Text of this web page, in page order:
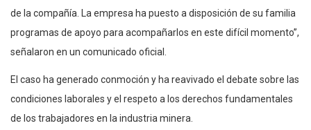
de la compañía. La empresa ha puesto a disposición de su familia
programas de apoyo para acompañarlos en este difícil momento”,
señalaron en un comunicado oficial.
El caso ha generado conmoción y ha reavivado el debate sobre las
condiciones laborales y el respeto a los derechos fundamentales
de los trabajadores en la industria minera.